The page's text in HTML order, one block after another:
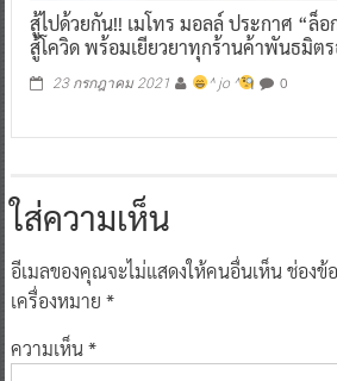
สู้ไปด้วยกัน!! เมโทร มอลล์ ประกาศ “ล็
สู้โควิด พร้อมเยียวยาทุกร้านค้าพันธมิต
23 กรกฎาคม 2021 ^ jo ^ 0
ใส่ความเห็น
อีเมลของคุณจะไม่แสดงให้คนอื่นเห็นช่องข้
เครื่องหมาย *
ความเห็น*